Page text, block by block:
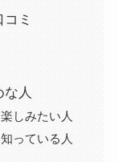
ミ
な人
しみたい人
っている人